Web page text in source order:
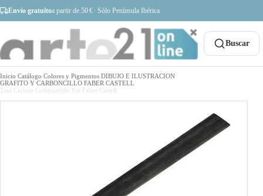
Envío gratuitoa partir de 50 € · Sólo Península Ibérica
Buscar
Inicio Catálogo Colores y Pigmentos DIBUJO E ILUSTRACION
GRAFITO Y CARBONCILLO FABER CASTELL
Tiza Carbón Comprimido Pitt Faber Castell